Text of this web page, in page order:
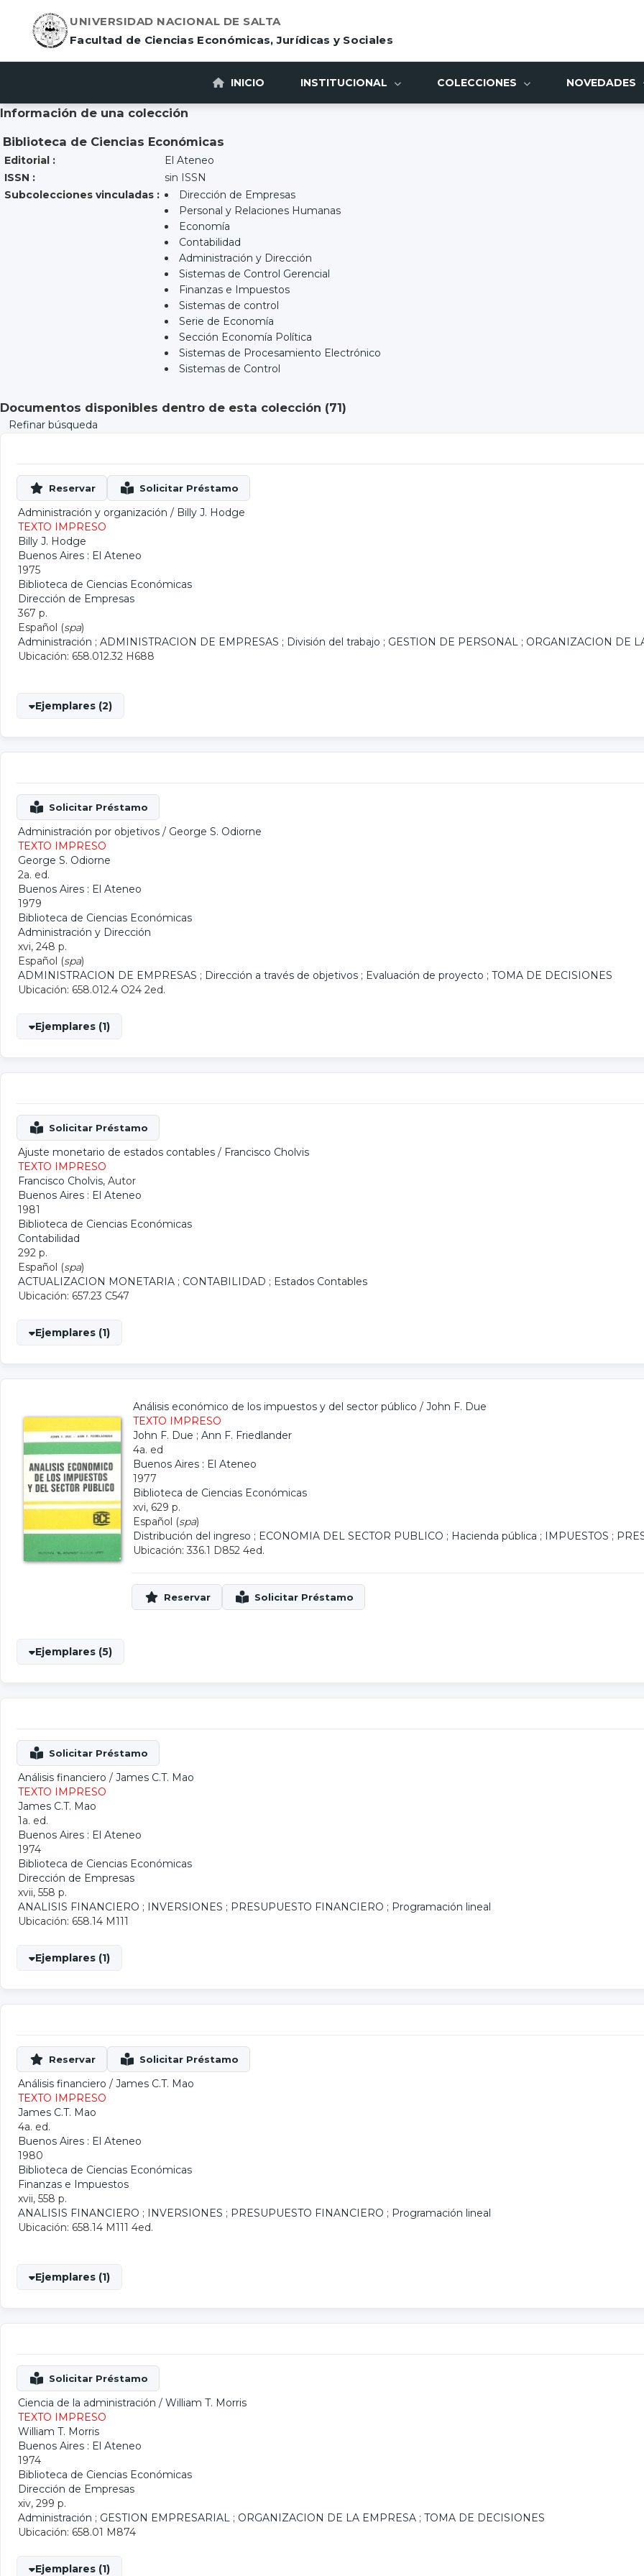
UNIVERSIDAD NACIONAL DE SALTA
Facultad de Ciencias Económicas, Jurídicas y Sociales
INICIO INSTITUCIONAL COLECCIONES NOVEDADES
Información de una colección
Biblioteca de Ciencias Económicas
Editorial :
El Ateneo
ISSN :
sin ISSN
Subcolecciones vinculadas :
Dirección de Empresas
Personal y Relaciones Humanas
Economía
Contabilidad
Administración y Dirección
Sistemas de Control Gerencial
Finanzas e Impuestos
Sistemas de control
Serie de Economía
Sección Economía Política
Sistemas de Procesamiento Electrónico
Sistemas de Control
Documentos disponibles dentro de esta colección (71)
Refinar búsqueda
Administración y organización / Billy J. Hodge
TEXTO IMPRESO
Billy J. Hodge
Buenos Aires : El Ateneo
1975
Biblioteca de Ciencias Económicas
Dirección de Empresas
367 p.
Español (spa)
Administración ; ADMINISTRACION DE EMPRESAS ; División del trabajo ; GESTION DE PERSONAL ; ORGANIZACION DE
Ubicación: 658.012.32 H688
Ejemplares (2)
Administración por objetivos / George S. Odiorne
TEXTO IMPRESO
George S. Odiorne
2a. ed.
Buenos Aires : El Ateneo
1979
Biblioteca de Ciencias Económicas
Administración y Dirección
xvi, 248 p.
Español (spa)
ADMINISTRACION DE EMPRESAS ; Dirección a través de objetivos ; Evaluación de proyecto ; TOMA DE DECISIONES
Ubicación: 658.012.4 O24 2ed.
Ejemplares (1)
Ajuste monetario de estados contables / Francisco Cholvis
TEXTO IMPRESO
Francisco Cholvis, Autor
Buenos Aires : El Ateneo
1981
Biblioteca de Ciencias Económicas
Contabilidad
292 p.
Español (spa)
ACTUALIZACION MONETARIA ; CONTABILIDAD ; Estados Contables
Ubicación: 657.23 C547
Ejemplares (1)
Análisis económico de los impuestos y del sector público / John F. Due
TEXTO IMPRESO
John F. Due ; Ann F. Friedlander
4a. ed
Buenos Aires : El Ateneo
1977
Biblioteca de Ciencias Económicas
xvi, 629 p.
Español (spa)
Distribución del ingreso ; ECONOMIA DEL SECTOR PUBLICO ; Hacienda pública ; IMPUESTOS ;
Ubicación: 336.1 D852 4ed.
Ejemplares (5)
Análisis financiero / James C.T. Mao
TEXTO IMPRESO
James C.T. Mao
1a. ed.
Buenos Aires : El Ateneo
1974
Biblioteca de Ciencias Económicas
Dirección de Empresas
xvii, 558 p.
ANALISIS FINANCIERO ; INVERSIONES ; PRESUPUESTO FINANCIERO ; Programación lineal
Ubicación: 658.14 M111
Ejemplares (1)
Análisis financiero / James C.T. Mao
TEXTO IMPRESO
James C.T. Mao
4a. ed.
Buenos Aires : El Ateneo
1980
Biblioteca de Ciencias Económicas
Finanzas e Impuestos
xvii, 558 p.
ANALISIS FINANCIERO ; INVERSIONES ; PRESUPUESTO FINANCIERO ; Programación lineal
Ubicación: 658.14 M111 4ed.
Ejemplares (1)
Ciencia de la administración / William T. Morris
TEXTO IMPRESO
William T. Morris
Buenos Aires : El Ateneo
1974
Biblioteca de Ciencias Económicas
Dirección de Empresas
xiv, 299 p.
Administración ; GESTION EMPRESARIAL ; ORGANIZACION DE LA EMPRESA ; TOMA DE DECISIONES
Ubicación: 658.01 M874
Ejemplares (1)